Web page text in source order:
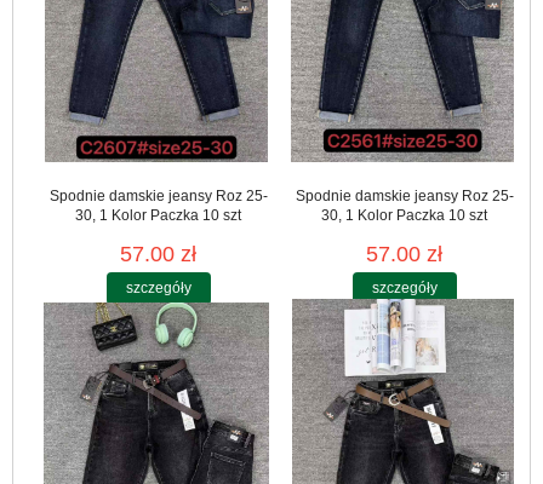
Spodnie damskie jeansy Roz 25-
30, 1 Kolor Paczka 10 szt
57.00 zł
szczegóły
Spodnie damskie jeansy Roz 25-
30, 1 Kolor Paczka 10 szt
57.00 zł
szczegóły